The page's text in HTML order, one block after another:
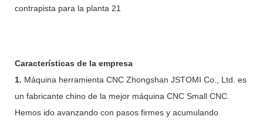
Características de la empresa
1. Máquina herramienta CNC Zhongshan JSTOMI Co., Ltd. es
un fabricante chino de la mejor máquina CNC Small CNC.
Hemos ido avanzando con pasos firmes y acumulando